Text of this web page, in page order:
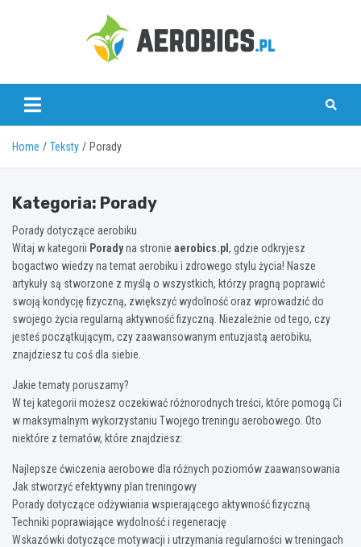
aerobics.pl
Home Teksty Porady
Kategoria: Porady
Porady dotyczące aerobiku
Witaj w kategorii Poradyna stronie aerobics.pl , gdzie odkryjesz
bogactwo wiedzy na temat aerobiku i zdrowego stylu życia! Nasze
artykuły są stworzone z myślą o wszystkich, którzy pragną poprawić
swoją kondycję fizyczną, zwiększyć wydolność oraz wprowadzić do
swojego życia regularną aktywność fizyczną. Niezależnie od tego, czy
jesteś początkującym, czy zaawansowanym entuzjastą aerobiku,
znajdziesz tu coś dla siebie.
Jakie tematy poruszamy?
W tej kategorii możesz oczekiwać różnorodnych treści, które pomogą Ci
w maksymalnym wykorzystaniu Twojego treningu aerobowego. Oto
niektóre z tematów, które znajdziesz:
Najlepsze ćwiczenia aerobowe dla różnych poziomów zaawansowania
Jak stworzyć efektywny plan treningowy
Porady dotyczące odżywiania wspierającego aktywność fizyczną
Techniki poprawiające wydolność i regenerację
Wskazówki dotyczące motywacji i utrzymania regularności w treningach